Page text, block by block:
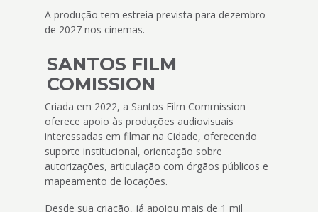
A produção tem estreia prevista para dezembro
de 2027 nos cinemas.
SANTOS FILM
COMISSION
Criada em 2022, a Santos Film Commission
oferece apoio às produções audiovisuais
interessadas em filmar na Cidade, oferecendo
suporte institucional, orientação sobre
autorizações, articulação com órgãos públicos e
mapeamento de locações.
Desde sua criação, já apoiou mais de 1 mil